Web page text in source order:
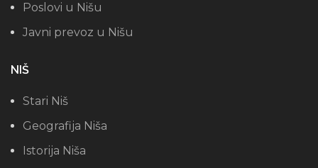
Poslovi u Nišu
Javni prevoz u Nišu
NIŠ
Stari Niš
Geografija Niša
Istorija Niša